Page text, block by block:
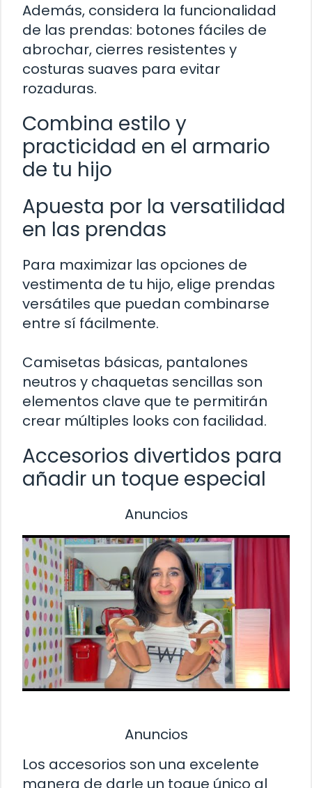
Además, considera la funcionalidad
de las prendas: botones fáciles de
abrochar, cierres resistentes y
costuras suaves para evitar
rozaduras.
Combina estilo y
practicidad en el armario
de tu hijo
Apuesta por la versatilidad
en las prendas
Para maximizar las opciones de
vestimenta de tu hijo, elige prendas
versátiles que puedan combinarse
entre sí fácilmente.
Camisetas básicas, pantalones
neutros y chaquetas sencillas son
elementos clave que te permitirán
crear múltiples looks con facilidad.
Accesorios divertidos para
añadir un toque especial
Anuncios
Anuncios
Los accesorios son una excelente
manera de darle un toque único al